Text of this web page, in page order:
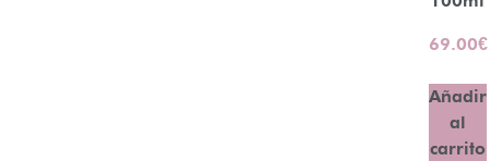
69.00€
Añadir
al
carrito